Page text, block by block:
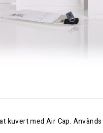
kuvert med Air Cap.